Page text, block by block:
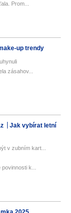
Prom...
up trendy
zásahov...
Jak vybírat letní
v zubním kart...
k...